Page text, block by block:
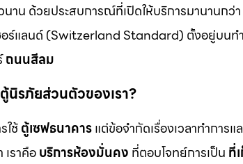
นาน ด้วยประสบการณ์ที่เปิดให้บริการมานานก
ร์แลนด์ (Switzerland Standard) ตั้งอยู่บนท
ถนนสีลม
นิรภัยส่วนตัวของเรา?
ใช้ตู้เซฟธนาคารแต่ข้อจำกัดเรื่องเวลาทำการ
ราคือบริการห้องมั่นคง ที่ตอบโจทย์การเป็น ที่